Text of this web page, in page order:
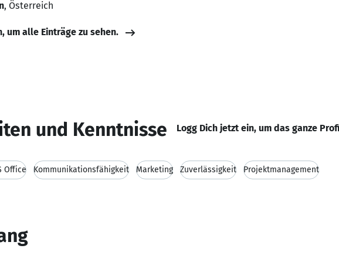
, Österreich
um alle Einträge zu sehen.
und Kenntnisse Logg Dich jetzt ein, um das ganze
Office Kommunikationsfähigkeit Marketing Zuverlässigkeit Projektmanagement